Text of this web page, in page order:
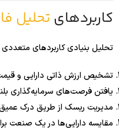
کاربردهای تحلیل
تحلیل بنیادی کاربردهای متعددی
تشخیص ارزش ذاتی دارایی و
یافتن فرصت‌های سرمایه‌گذاری
مدیریت ریسک از طریق درک عمیق
مقایسه دارایی‌ها در یک صنعت